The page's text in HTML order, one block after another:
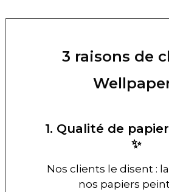
3 raisons de
1. Qualité de
✨
Nos clients le disent : la
nos papiers